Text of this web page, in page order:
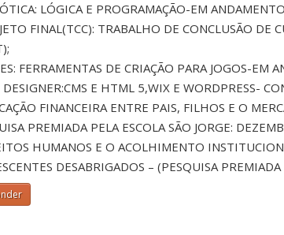
LÓGICA E PROGRAMAÇÃO-EM
FINAL(TCC): TRABALHO DE CONCLUSÃO DE
FERRAMENTAS DE CRIAÇÃO PARA JOGOS-EM
E HTML 5,WIX E WORDPRESS-
FINANCEIRA ENTRE PAIS, FILHOS E O
PREMIADA PELA ESCOLA SÃO JORGE:
HUMANOS E O ACOLHIMENTO
DESABRIGADOS – (PESQUISA